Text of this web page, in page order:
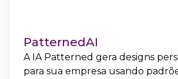
PatternedAI
A IA Patterned gera designs
para sua empresa usando